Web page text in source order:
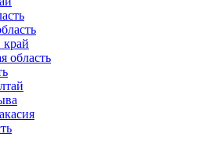
край
область